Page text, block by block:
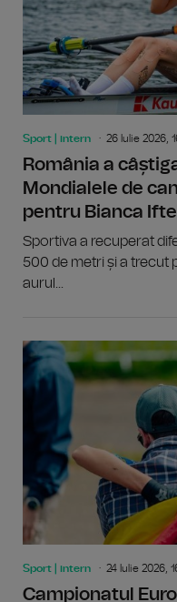
Sport | intern 26 Iulie 2026,
România a
Mondialele de
pentru Bianca
Sportiva a recuperat
500 de metri și a trecut
aurul...
Sport | intern 24 Iulie 2026,
Campionatul